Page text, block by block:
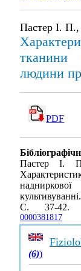
Пастер І.
тканини
людини
PDF
Пастер І.
культивуванні.
С. 37-
0000381817
(6))